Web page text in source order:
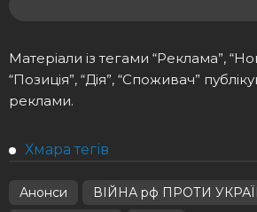
Матеріали із тегами “Реклама”,
“Позиція”, “Дія”, “Споживач”
реклами.
Хмара тегів
Анонси ВІЙНА рф ПРОТИ